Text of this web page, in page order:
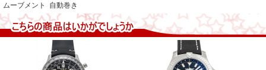
ムーブメント 自動巻き